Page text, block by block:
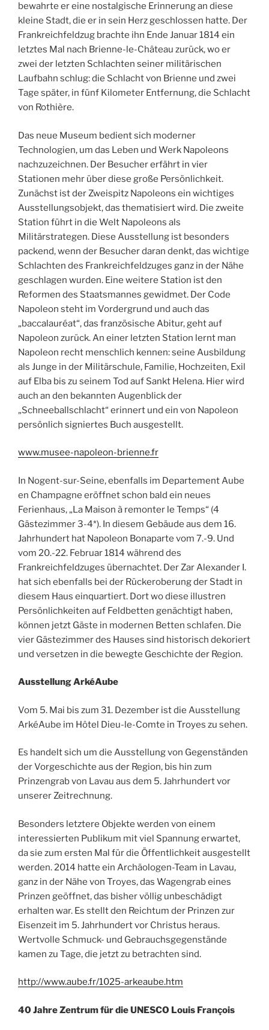
bewahrte er eine nostalgische Erinnerung an diese
kleine Stadt, die er in sein Herz geschlossen hatte. Der
Frankreichfeldzug brachte ihn Ende Januar 1814 ein
letztes Mal nach Brienne-le-Château zurück, wo er
zwei der letzten Schlachten seiner militärischen
Laufbahn schlug: die Schlacht von Brienne und zwei
Tage später, in fünf Kilometer Entfernung, die Schlacht
von Rothière.
Das neue Museum bedient sich moderner
Technologien, um das Leben und Werk Napoleons
nachzuzeichnen. Der Besucher erfährt in vier
Stationen mehr über diese große Persönlichkeit.
Zunächst ist der Zweispitz Napoleons ein wichtiges
Ausstellungsobjekt, das thematisiert wird. Die zweite
Station führt in die Welt Napoleons als
Militärstrategen. Diese Ausstellung ist besonders
packend, wenn der Besucher daran denkt, das wichtige
Schlachten des Frankreichfeldzuges ganz in der Nähe
geschlagen wurden. Eine weitere Station ist den
Reformen des Staatsmannes gewidmet. Der Code
Napoleon steht im Vordergrund und auch das
„baccalauréat“, das französische Abitur, geht auf
Napoleon zurück. An einer letzten Station lernt man
Napoleon recht menschlich kennen: seine Ausbildung
als Junge in der Militärschule, Familie, Hochzeiten, Exil
auf Elba bis zu seinem Tod auf Sankt Helena. Hier wird
auch an den bekannten Augenblick der
„Schneeballschlacht“ erinnert und ein von Napoleon
persönlich signiertes Buch ausgestellt.
www.musee-napoleon-brienne.fr
In Nogent-sur-Seine, ebenfalls im Departement Aube
en Champagne eröffnet schon bald ein neues
Ferienhaus, „La Maison à remonter le Temps“ (4
Gästezimmer 3-4*). In diesem Gebäude aus dem 16.
Jahrhundert hat Napoleon Bonaparte vom 7.-9. Und
vom 20.-22. Februar 1814 während des
Frankreichfeldzuges übernachtet. Der Zar Alexander I.
hat sich ebenfalls bei der Rückeroberung der Stadt in
diesem Haus einquartiert. Dort wo diese illustren
Persönlichkeiten auf Feldbetten genächtigt haben,
können jetzt Gäste in modernen Betten schlafen. Die
vier Gästezimmer des Hauses sind historisch dekoriert
und versetzen in die bewegte Geschichte der Region.
Ausstellung ArkéAube
Vom 5. Mai bis zum 31. Dezember ist die Ausstellung
ArkéAube im Hôtel Dieu-le-Comte in Troyes zu sehen.
Es handelt sich um die Ausstellung von Gegenständen
der Vorgeschichte aus der Region, bis hin zum
Prinzengrab von Lavau aus dem 5. Jahrhundert vor
unserer Zeitrechnung.
Besonders letztere Objekte werden von einem
interessierten Publikum mit viel Spannung erwartet,
da sie zum ersten Mal für die Öffentlichkeit ausgestellt
werden. 2014 hatte ein Archäologen-Team in Lavau,
ganz in der Nähe von Troyes, das Wagengrab eines
Prinzen geöffnet, das bisher völlig unbeschädigt
erhalten war. Es stellt den Reichtum der Prinzen zur
Eisenzeit im 5. Jahrhundert vor Christus heraus.
Wertvolle Schmuck- und Gebrauchsgegenstände
kamen zu Tage, die jetzt zu betrachten sind.
http://www.aube.fr/1025-arkeaube.htm
40 Jahre Zentrum für die UNESCO Louis François